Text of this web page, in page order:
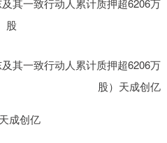
其一致行动人累计质押超6206万
股）天成创亿
成创亿